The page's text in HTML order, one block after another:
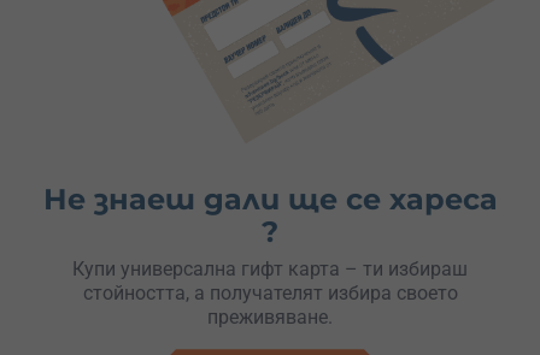
Не знаеш дали ще се хареса
?
Купи универсална гифт карта – ти избираш
стойността, а получателят избира своето
преживяване.